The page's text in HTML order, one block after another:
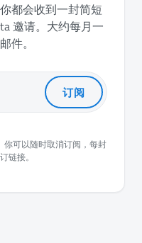
都会收到一封简短
邀请。大约每月一
件。
订阅
可以随时取消订阅，每封
链接。